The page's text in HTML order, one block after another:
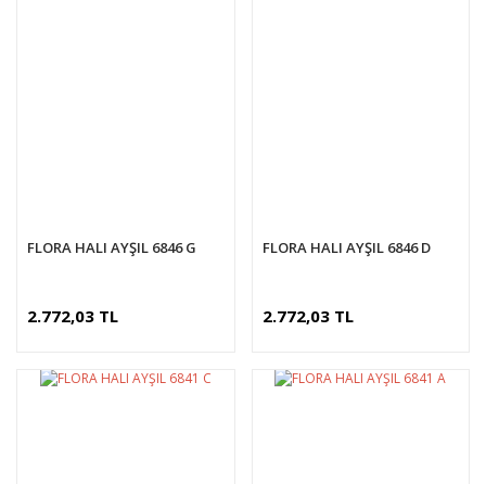
FLORA HALI AYŞIL 6846 G
2.772,03 TL
FLORA HALI AYŞIL 6846 D
2.772,03 TL